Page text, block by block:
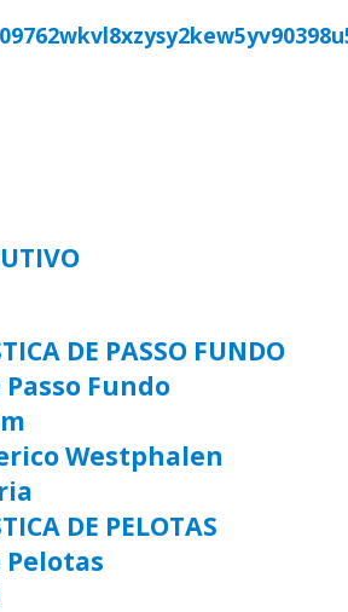
DE PASSO FUNDO
Fundo
Westphalen
DE PELOTAS